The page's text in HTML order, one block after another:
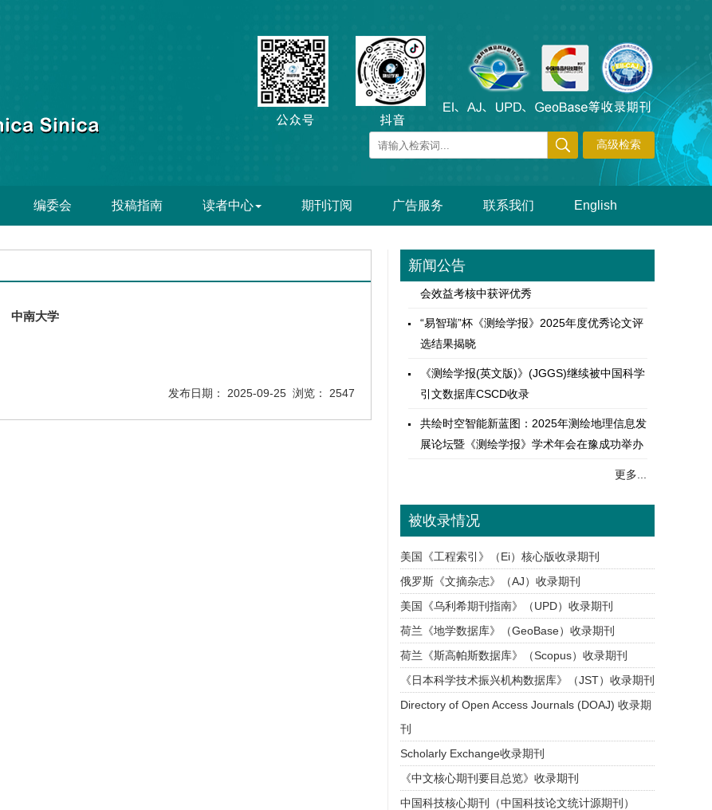
编委会 投稿指南 读者中心 期刊订阅 广告服务 联系我们 English
中南大学
发布日期： 2025-09-25 浏览： 2547
新闻公告
《测绘学报》等三刊齐登BIBF精品期刊展
《测绘学报》工作委员会再获中国测绘学会“组
《测绘学报》11篇论文入选2025年度“中国精
《测绘学报》在中国科协主管期刊2024年度社
会效益考核中获评优秀
引文数据库CSCD收录
暨《测绘学报》学术年会的（三号）通知
2024年度工作考评单项优秀
《测绘学报》等三刊齐登BIBF精品期刊展
《测绘学报》工作委员会再获中国测绘学会“组
织管理与能力建设” 单项优秀表彰
《测绘学报》11篇论文入选2025年度“中国精
会效益考核中获评优秀
“易智瑞”杯《测绘学报》2025年度优秀论文评
选结果揭晓
更多...
被收录情况
美国《工程索引》（Ei）核心版收录期刊
俄罗斯《文摘杂志》（AJ）收录期刊
美国《乌利希期刊指南》（UPD）收录期刊
荷兰《地学数据库》（GeoBase）收录期刊
荷兰《斯高帕斯数据库》（Scopus）收录期刊
《日本科学技术振兴机构数据库》（JST）收录期刊
Directory of Open Access Journals (DOAJ) 收录期
刊
Scholarly Exchange收录期刊
《中文核心期刊要目总览》收录期刊
中国科技核心期刊（中国科技论文统计源期刊）